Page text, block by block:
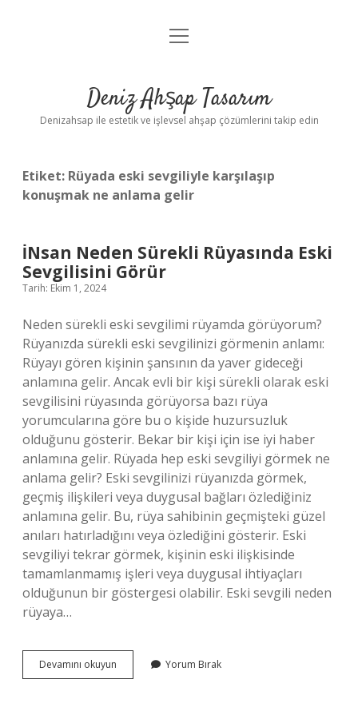
Anasayfa
Yasal Uyarı
menüyü
Deniz Ahşap Tasarım
Denizahsap ile estetik ve işlevsel ahşap çözümlerini takip edin
Etiket: Rüyada eski sevgiliyle karşılaşıp
konuşmak ne anlama gelir
İNsan Neden Sürekli Rüyasında Eski
Sevgilisini Görür
Tarih: Ekim 1, 2024
Neden sürekli eski sevgilimi rüyamda görüyorum?
Rüyanızda sürekli eski sevgilinizi görmenin anlamı:
Rüyayı gören kişinin şansının da yaver gideceği
anlamına gelir. Ancak evli bir kişi sürekli olarak eski
sevgilisini rüyasında görüyorsa bazı rüya
yorumcularına göre bu o kişide huzursuzluk
olduğunu gösterir. Bekar bir kişi için ise iyi haber
anlamına gelir. Rüyada hep eski sevgiliyi görmek ne
anlama gelir? Eski sevgilinizi rüyanızda görmek,
geçmiş ilişkileri veya duygusal bağları özlediğiniz
anlamına gelir. Bu, rüya sahibinin geçmişteki güzel
anıları hatırladığını veya özlediğini gösterir. Eski
sevgiliyi tekrar görmek, kişinin eski ilişkisinde
tamamlanmamış işleri veya duygusal ihtiyaçları
olduğunun bir göstergesi olabilir. Eski sevgili neden
rüyaya…
Devamını okuyun
Neden
Yorum Bırak